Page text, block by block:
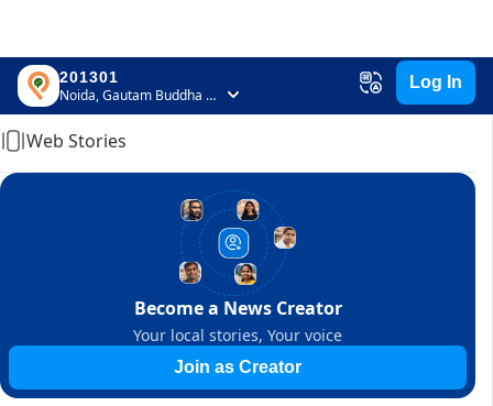
201301
Noida, Gautam Buddha Nagar, Uttar Pradesh
Log In
Home
Web Stories
Become a News Creator
Your local stories, Your voice
Join as Creator